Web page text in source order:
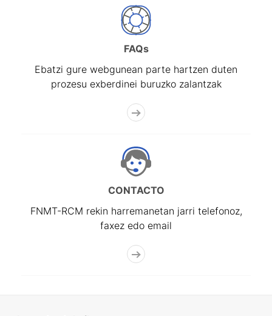
FAQs
Ebatzi gure webgunean parte hartzen duten
prozesu exberdinei buruzko zalantzak
CONTACTO
FNMT-RCM rekin harremanetan jarri telefonoz,
faxez edo email